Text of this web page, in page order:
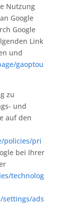
Nutzung
Google
Google
Link
und
gaoptou
zu
und
auf den
policies/pri
bei Ihrer
technolog
settings/ads